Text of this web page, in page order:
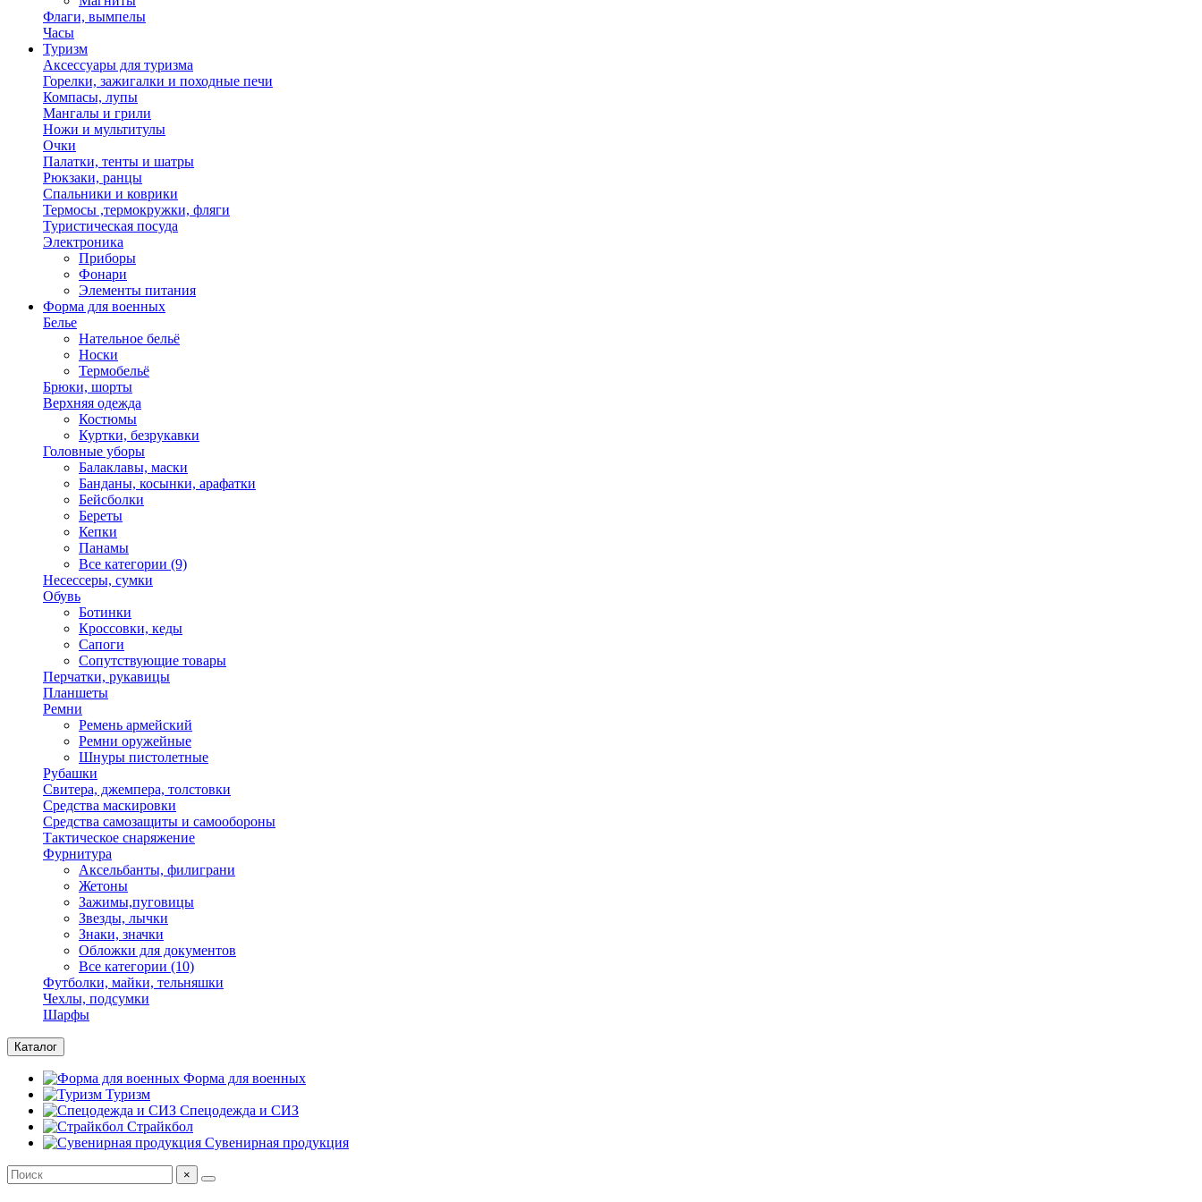
Флаги, вымпелы
Часы
Туризм
Аксессуары для туризма
Горелки, зажигалки и походные печи
Компасы, лупы
Мангалы и грили
Ножи и мультитулы
Очки
Палатки, тенты и шатры
Рюкзаки, ранцы
Спальники и коврики
Термосы ,термокружки, фляги
Туристическая посуда
Электроника
Приборы
Фонари
Элементы питания
Форма для военных
Белье
Нательное бельё
Носки
Термобельё
Брюки, шорты
Верхняя одежда
Костюмы
Куртки, безрукавки
Головные уборы
Балаклавы, маски
Банданы, косынки, арафатки
Бейсболки
Береты
Кепки
Панамы
Все категории (9)
Несессеры, сумки
Обувь
Ботинки
Кроссовки, кеды
Сапоги
Сопутствующие товары
Перчатки, рукавицы
Планшеты
Ремни
Ремень армейский
Ремни оружейные
Шнуры пистолетные
Рубашки
Свитера, джемпера, толстовки
Средства маскировки
Средства самозащиты и самообороны
Тактическое снаряжение
Фурнитура
Аксельбанты, филиграни
Жетоны
Зажимы,пуговицы
Звезды, лычки
Знаки, значки
Обложки для документов
Все категории (10)
Футболки, майки, тельняшки
Чехлы, подсумки
Шарфы
Каталог
Форма для военных
Туризм
Спецодежда и СИЗ
Страйкбол
Сувенирная продукция
×